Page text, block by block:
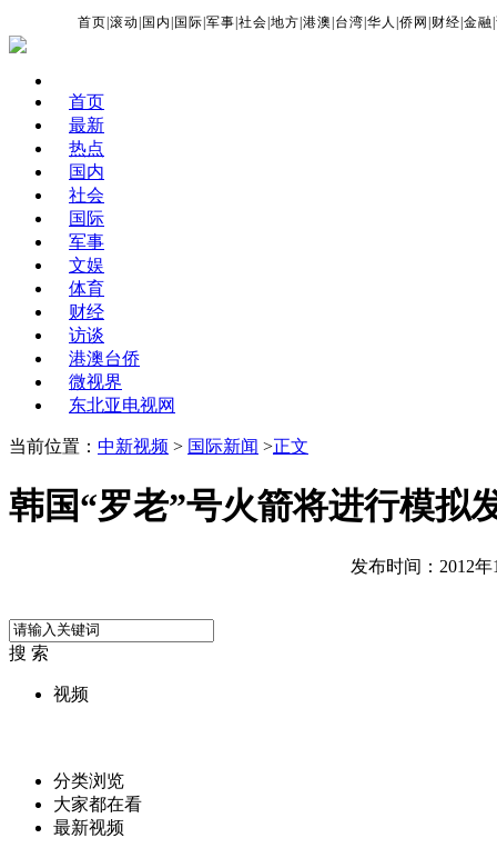
首页 |滚动 国内 国际 |军事 |社会 |地方 |港澳 台湾 |华人 |侨网 财经 |金融 |
首页
最新
热点
国内
社会
国际
军事
文娱
体育
财经
访谈
港澳台侨
微视界
东北亚电视网
当前位置： 中新视频 > 国际新闻 >正文
韩国“罗老”号火箭将进行模拟
发布时间：2012年
搜 索
视频
分类浏览
大家都在看
最新视频